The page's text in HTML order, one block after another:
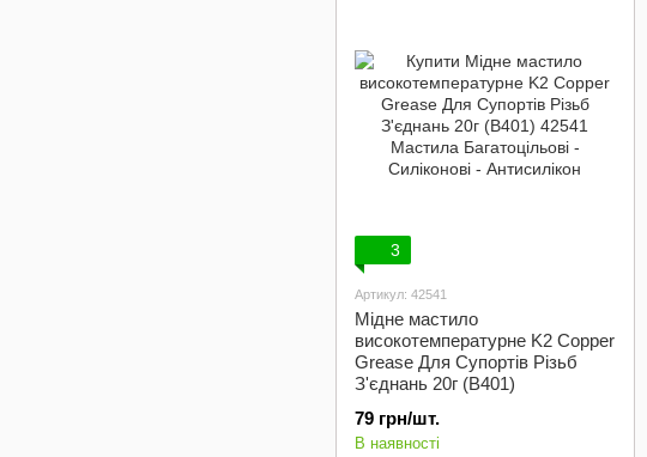
3
Артикул: 42541
Мідне мастило
високотемпературне K2 Copper
Grease Для Супортів Різьб
З'єднань 20г (B401)
79 грн/шт.
В наявності